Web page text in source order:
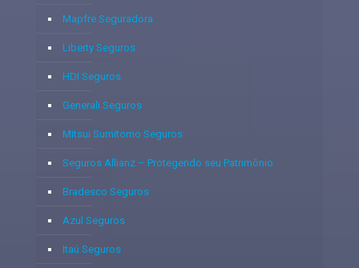
Mapfre Seguradora
Liberty Seguros
HDI Seguros
Generali Seguros
Mitsui Sumitomo Seguros
Seguros Allianz – Protegendo seu Patrimônio
Bradesco Seguros
Azul Seguros
Itaú Seguros